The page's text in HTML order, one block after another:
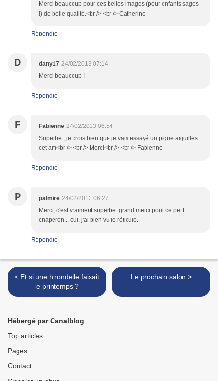
Merci beaucoup pour ces belles images (pour enfants sages
!) de belle qualité.<br /> <br /> Catherine
Répondre
D dany17 24/02/2013 07:14
Merci beaucoup !
Répondre
F Fabienne 24/02/2013 06:54
Superbe , je crois bien que je vais essayé un pique aiguilles
cet am<br /> <br /> Merci<br /> <br /> Fabienne
Répondre
P palmire 24/02/2013 06:27
Merci, c'est vraiment superbe. grand merci pour ce petit
chaperon... oui, j'ai bien vu le réticule.
Répondre
< Et si une hirondelle faisait
le printemps ?
Le prochain salon >
Hébergé par Canalblog
Top articles
Pages
Contact